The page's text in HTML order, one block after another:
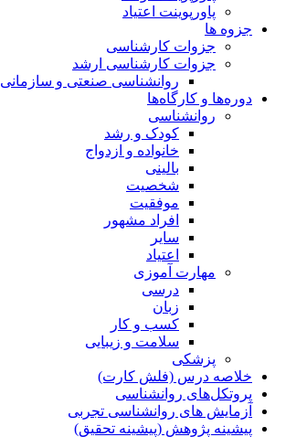
پاورپوینت اعتیاد
جزوه ها
جزوات کارشناسی
جزوات کارشناسی ارشد
روانشناسی صنعتی و سازمانی
دوره‌ها و کارگاه‌ها
روانشناسی
کودک و رشد
خانواده و ازدواج
بالینی
شخصیت
موفقیت
افراد مشهور
سایر
اعتیاد
مهارت آموزی
درسی
زبان
کسب و کار
سلامت و زیبایی
پزشکی
خلاصه درس (فلش کارت)
پروتکل‌های روانشناسی
آزمایش های روانشناسی تجربی
پیشینه پژوهش (پیشینه تحقیق)